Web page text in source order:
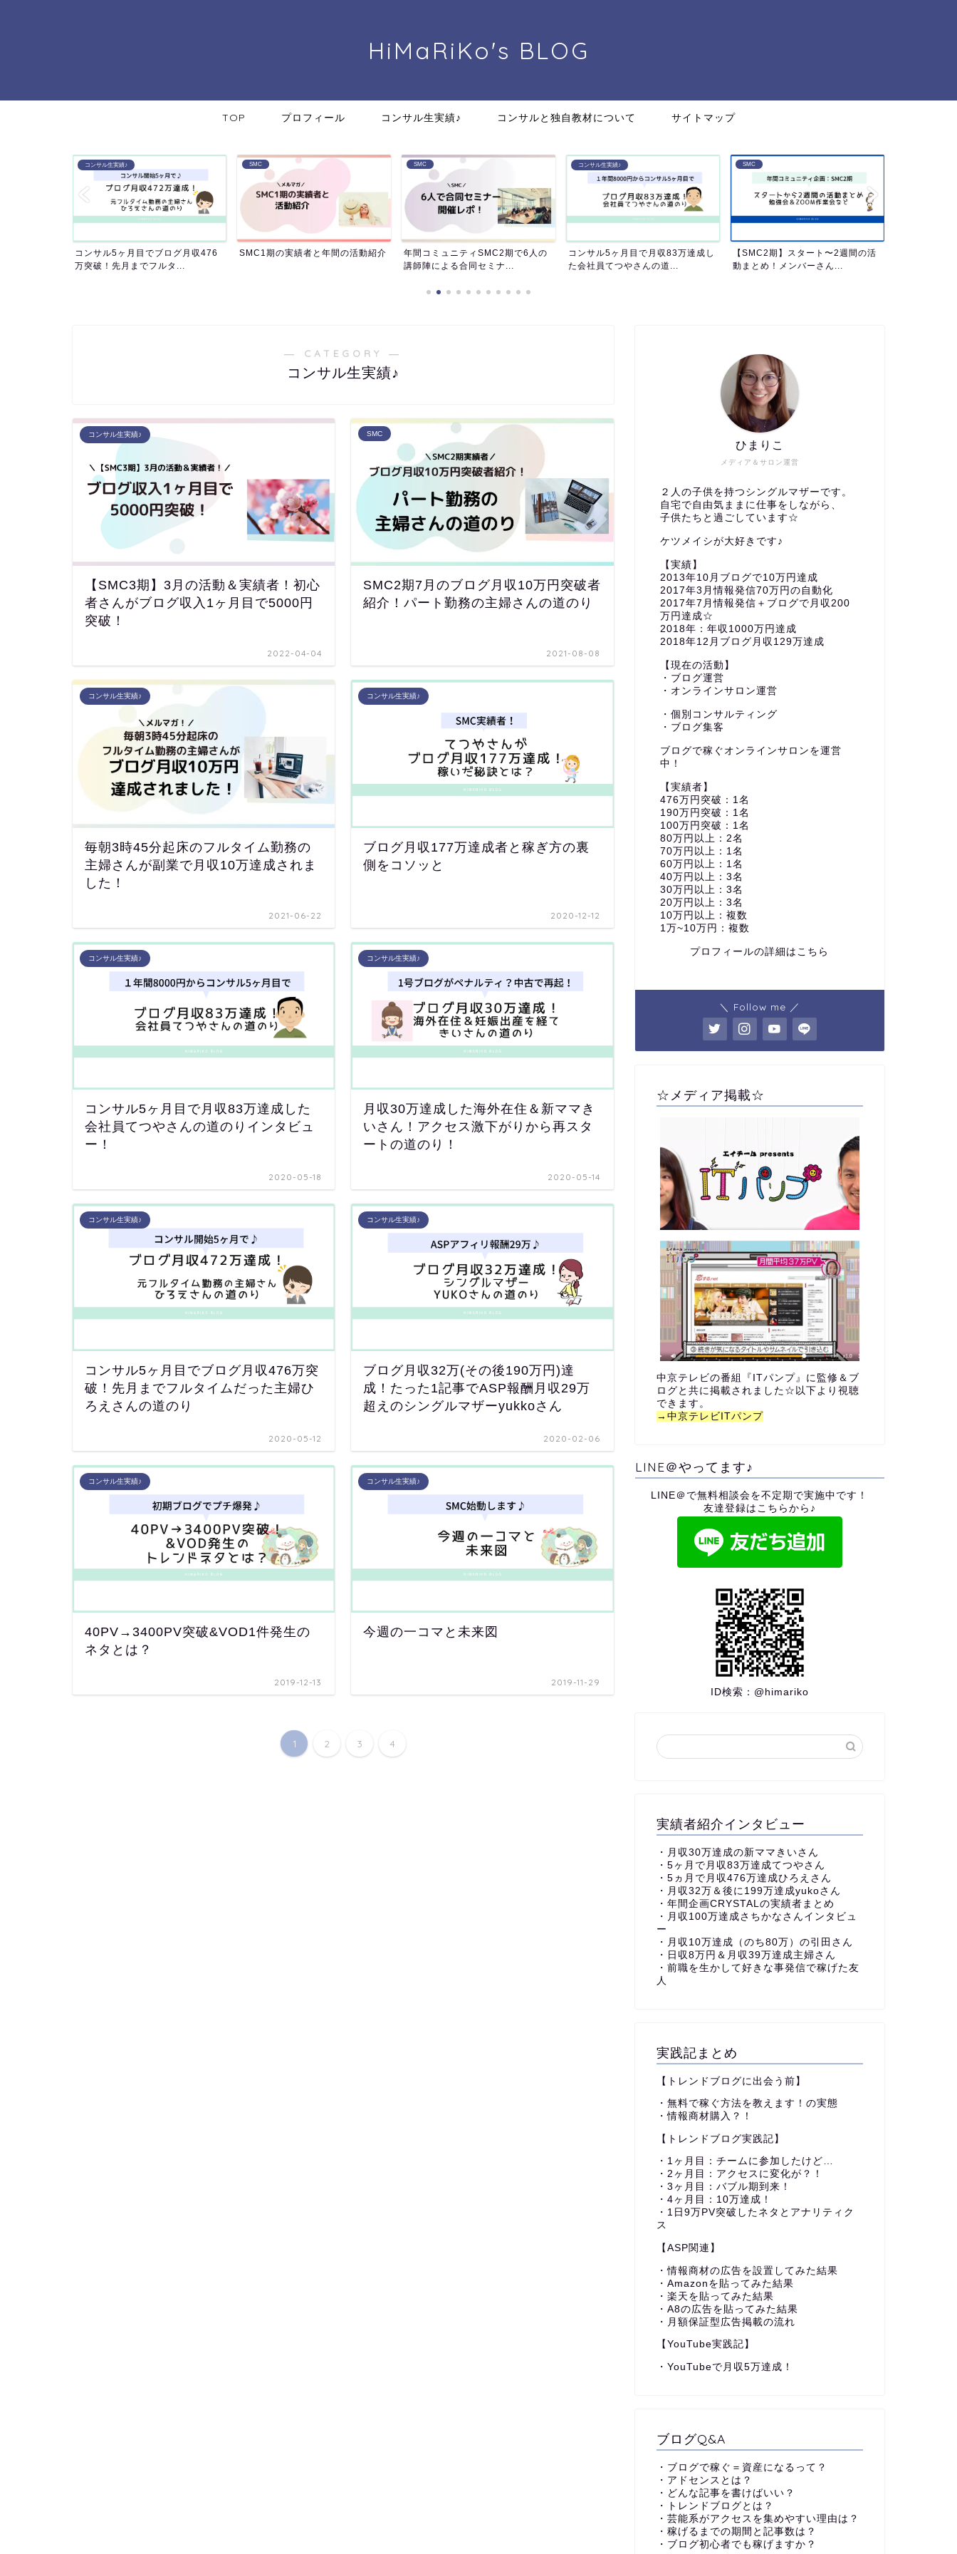
HiMaRiKo's BLOG
TOP プロフィール コンサル生実績♪ コンサルと独自教材について サイトマップ
SMC
SMC1期の実績者と年間の活動紹介
SMC
年間コミュニティSMC2期で6人の
コンサル生実績♪
コンサル5ヶ月目で月収83万達成し
た会社員てつやさんの道...
SMC
【SMC2期】スタート〜2週間の活
動まとめ！メンバーさん...
SMC
【SMC2期】ゼロスタートでも稼ぎ
やすい3つの理由
― CATEGORY ―
コンサル生実績♪
コンサル生実績♪
【SMC3期】3月の活動＆実績者！初心
者さんがブログ収入1ヶ月目で5000円
突破！
2022-04-04
SMC
SMC2期7月のブログ月収10万円突破者
紹介！パート勤務の主婦さんの道のり
2021-08-08
コンサル生実績♪
毎朝3時45分起床のフルタイム勤務の
主婦さんが副業で月収10万達成されま
した！
2021-06-22
コンサル生実績♪
ブログ月収177万達成者と稼ぎ方の裏
側をコソッと
2020-12-12
コンサル生実績♪
コンサル5ヶ月目で月収83万達成した
会社員てつやさんの道のりインタビュ
ー！
2020-05-18
コンサル生実績♪
月収30万達成した海外在住＆新ママき
いさん！アクセス激下がりから再スタ
ートの道のり！
2020-05-14
コンサル生実績♪
コンサル5ヶ月目でブログ月収476万突
破！先月までフルタイムだった主婦ひ
ろえさんの道のり
2020-05-12
コンサル生実績♪
ブログ月収32万(その後190万円)達
成！たった1記事でASP報酬月収29万
超えのシングルマザーyukkoさん
2020-02-06
コンサル生実績♪
40PV→3400PV突破&VOD1件発生の
ネタとは？
2019-12-13
コンサル生実績♪
今週の一コマと未来図
2019-11-29
1 2 3 4
メディア＆サロン運営
ひまりこ
２人の子供を持つシングルマザーです。
自宅で自由気ままに仕事をしながら、
子供たちと過ごしています☆
ケツメイシが大好きです♪
【実績】
2013年10月ブログで10万円達成
2017年3月情報発信70万円の自動化
2017年7月情報発信＋ブログで月収200
万円達成☆
2018年：年収1000万円達成
2018年12月ブログ月収129万達成
【現在の活動】
・ブログ運営
・オンラインサロン運営
・個別コンサルティング
・ブログ集客
ブログで稼ぐオンラインサロンを運営
中！
【実績者】
476万円突破：1名
190万円突破：1名
100万円突破：1名
80万円以上：2名
70万円以上：1名
60万円以上：1名
40万円以上：3名
30万円以上：3名
20万円以上：3名
10万円以上：複数
1万~10万円：複数
プロフィールの詳細はこちら
＼ Follow me ／
☆メディア掲載☆
中京テレビの番組『ITパンプ』に監修＆ブ
ログと共に掲載されました☆以下より視聴
できます。
→中京テレビITパンプ
LINE＠やってます♪
LINE＠で無料相談会を不定期で実施中です！
友達登録はこちらから♪
ID検索： @himariko
実績者紹介インタビュー
・ 月収30万達成の新ママきいさん
・5ヶ月で月収83万達成てつやさん
・5ヵ月で月収476万達成ひろえさん
・月収32万＆後に199万達成yukoさん
・ 年間企画CRYSTALの実績者まとめ
・月収100万達成さちかなさんインタビュ
ー
・月収10万達成（のち80万）の引田さん
・日収8万円＆月収39万達成主婦さん
・前職を生かして好きな事発信で稼げた友
人
実践記まとめ
【トレンドブログに出会う前】
・無料で稼ぐ方法を教えます！の実態
・情報商材購入？！
【トレンドブログ実践記】
・1ヶ月目：チームに参加したけど…
・2ヶ月目：アクセスに変化が？！
・3ヶ月目：バブル期到来！
・4ヶ月目：10万達成！
・1日9万PV突破したネタとアナリティク
ス
【ASP関連】
・情報商材の広告を設置してみた結果
・Amazonを貼ってみた結果
・楽天を貼ってみた結果
・A8の広告を貼ってみた結果
・月額保証型広告掲載の流れ
【YouTube実践記】
・YouTubeで月収5万達成！
ブログQ&A
・ブログで稼ぐ＝資産になるって？
・アドセンスとは？
・どんな記事を書けばいい？
・トレンドブログとは？
・芸能系がアクセスを集めやすい理由は？
・稼げるまでの期間と記事数は？
・ブログ初心者でも稼げますか？